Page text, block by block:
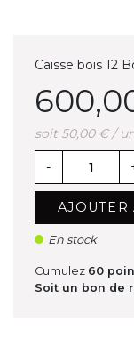
Caisse bois 12
soit 50,00 € /
-
AJOUTER
En stock
Cumulez 60
Soit un bon de